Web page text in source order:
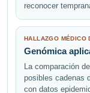
reconocer
HALLAZGO MÉDICO
Genómica
La comparación
posibles cadenas
con datos